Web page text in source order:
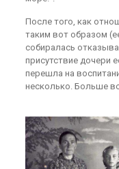
После того, как
таким вот образом
собиралась
присутствие дочери
перешла на
несколько. Больше